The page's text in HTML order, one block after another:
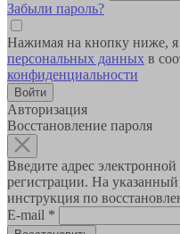
Забыли пароль?
Нажимая на кнопку ниже,
персональных данных в
конфиденциальности
Авторизация
Восстановление пароля
Введите адрес
регистрации. На указанный
инструкция по
E-mail *